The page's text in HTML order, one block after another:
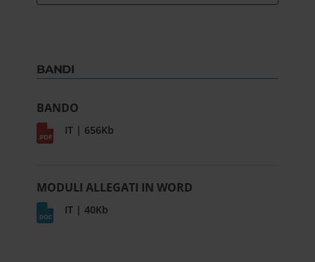
BANDI
BANDO
IT | 656Kb
MODULI ALLEGATI IN WORD
IT | 40Kb